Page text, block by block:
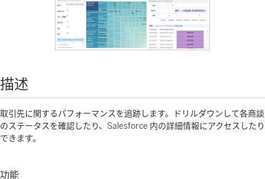
描述
取引先に関するパフォーマンスを追跡します。ドリルダウンして各商談
のステータスを確認したり、Salesforce 内の詳細情報にアクセスしたり
できます。
功能